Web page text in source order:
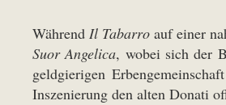
Während Il Tabarro auf einer
Suor Angelica, wobei sich der
geldgierigen
Inszenierung den alten Donati